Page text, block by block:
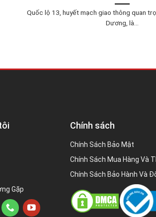
Quốc lộ 13, huyết mạch giao thông quan
Dương, là...
Gặp
Chính sách
Chính Sách Bảo Mật
Chính Sách Mua Hàng Và
Chính Sách Bảo Hành Và